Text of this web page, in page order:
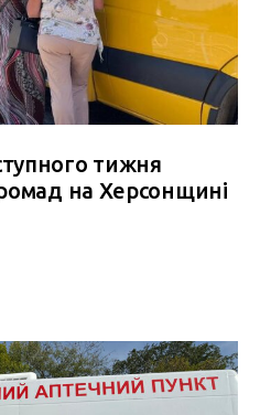
тижня
на Херсонщині